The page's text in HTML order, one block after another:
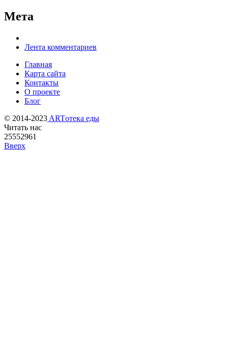
Мета
Лента комментариев
Главная
Карта сайта
Контакты
О проекте
Блог
© 2014-2023 ARTотека еды
Читать нас
25552961
Вверх